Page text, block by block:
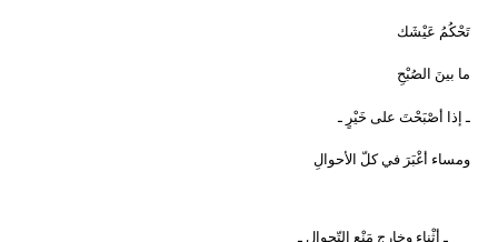
تَحْكُمُ عَيْشَك
ما بينَ الصُبْحِ
ـ إذا أصْبَحْتَ على خَيْرٍ ـ
ومساء أغْبَرَ في كلّ الأحوالِ
ـ أثْناء وخارج مَنْع التّجوالِ ـ